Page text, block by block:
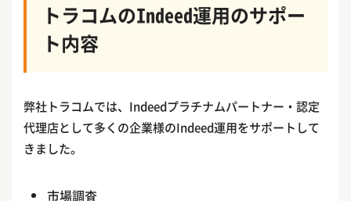
トラコムのIndeed運用のサポー
ト内容
弊社トラコムでは、Indeedプラチナムパートナー・認定
代理店として多くの企業様のIndeed運用をサポートして
きました。
市場調査